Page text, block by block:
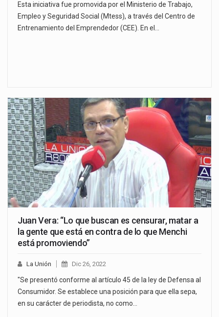
Esta iniciativa fue promovida por el Ministerio de Trabajo,
Empleo y Seguridad Social (Mtess), a través del Centro de
Entrenamiento del Emprendedor (CEE). En el…
Juan Vera: “Lo que buscan es censurar, matar a
la gente que está en contra de lo que Menchi
está promoviendo”
La Unión Dic 26, 2022
"Se presentó conforme al artículo 45 de la ley de Defensa al
Consumidor. Se establece una posición para que ella sepa,
en su carácter de periodista, no como…